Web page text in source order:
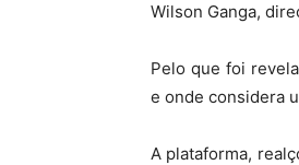
Wilson Ganga,
Pelo que foi
e onde considera
A plataforma,